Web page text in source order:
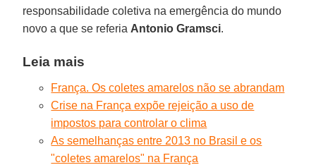
responsabilidade coletiva na emergência do mundo
novo a que se referia Antonio Gramsci.
Leia mais
França. Os coletes amarelos não se abrandam
Crise na França expõe rejeição a uso de
impostos para controlar o clima
As semelhanças entre 2013 no Brasil e os
"coletes amarelos" na França